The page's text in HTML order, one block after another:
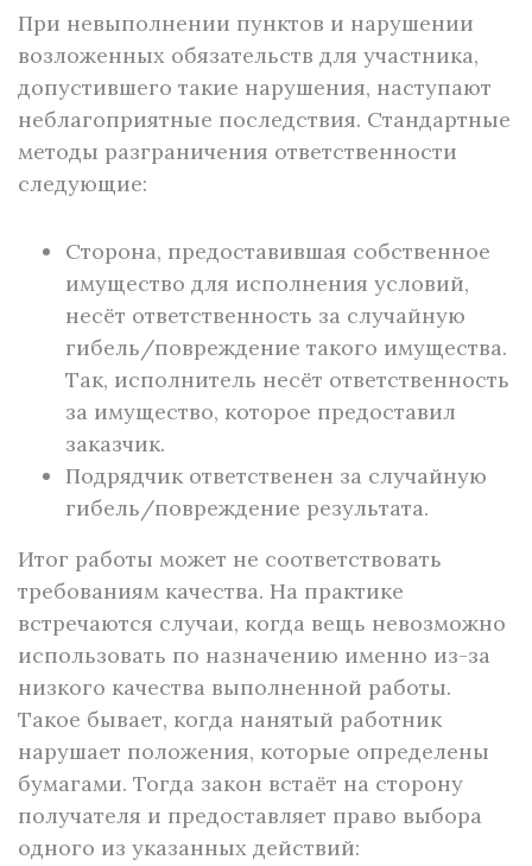
При невыполнении пунктов и нарушении
возложенных обязательств для участника,
допустившего такие нарушения, наступают
неблагоприятные последствия. Стандартные
методы разграничения ответственности
следующие:
Сторона, предоставившая собственное
имущество для исполнения условий,
несёт ответственность за случайную
гибель/повреждение такого имущества.
Так, исполнитель несёт ответственность
за имущество, которое предоставил
заказчик.
Подрядчик ответственен за случайную
гибель/повреждение результата.
Итог работы может не соответствовать
требованиям качества. На практике
встречаются случаи, когда вещь невозможно
использовать по назначению именно из-за
низкого качества выполненной работы.
Такое бывает, когда нанятый работник
нарушает положения, которые определены
бумагами. Тогда закон встаёт на сторону
получателя и предоставляет право выбора
одного из указанных действий: